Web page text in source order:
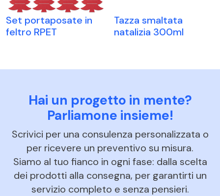
Set portaposate in
feltro RPET
Tazza smaltata
natalizia 300ml
Hai un progetto in mente?
Parliamone insieme!
Scrivici per una consulenza personalizzata o
per ricevere un preventivo su misura.
Siamo al tuo fianco in ogni fase: dalla scelta
dei prodotti alla consegna, per garantirti un
servizio completo e senza pensieri.